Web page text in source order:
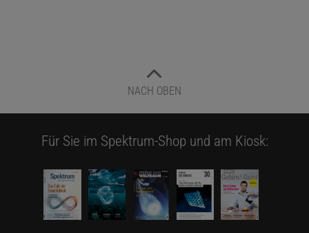
NACH OBEN
Für Sie im Spektrum-Shop und am Kiosk: